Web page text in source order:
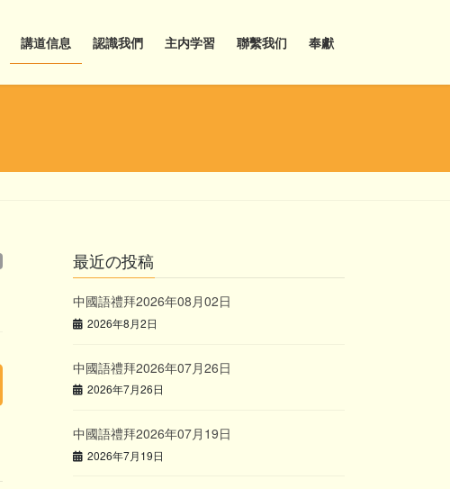
講道信息 認識我們 主内学習 聯繫我们 奉獻
最近の投稿
中國語禮拜2026年08月02日
2026年8月2日
中國語禮拜2026年07月26日
2026年7月26日
中國語禮拜2026年07月19日
2026年7月19日